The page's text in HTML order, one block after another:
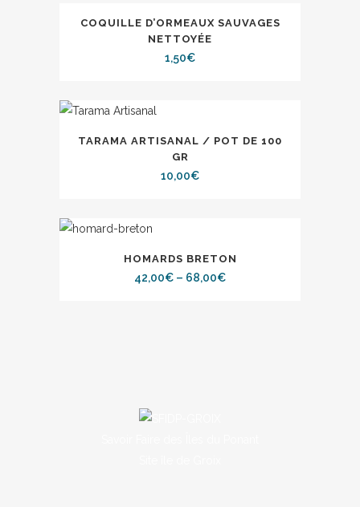
COQUILLE D’ORMEAUX SAUVAGES
NETTOYÉE
1,50€
TARAMA ARTISANAL / POT DE 100
GR
10,00€
HOMARDS BRETON
42,00€ – 68,00€